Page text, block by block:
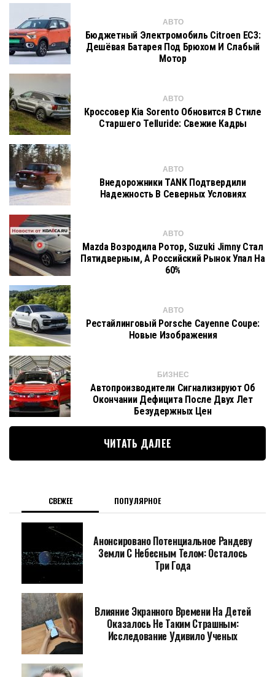
АВТО
Бюджетный Электромобиль Citroen EC3:
Дешёвая Батарея Под Брюхом И Слабый
Мотор
АВТО
Кроссовер Kia Sorento Обновится В Стиле
Старшего Telluride: Свежие Кадры
АВТО
Внедорожники TANK Подтвердили
Надежность В Северных Условиях
АВТО
Mazda Возродила Ротор, Suzuki Jimny Стал
Пятидверным, А Российский Рынок Упал На
60%
АВТО
Рестайлинговый Porsche Cayenne Coupe:
Новые Изображения
БИЗНЕС
Автопроизводители Сигнализируют Об
Окончании Дефицита После Двух Лет
Безудержных Цен
ЧИТАТЬ ДАЛЕЕ
СВЕЖЕЕ ПОПУЛЯРНОЕ
Анонсировано Потенциальное Рандеву
Земли С Небесным Телом: Осталось
Три Года
Влияние Экранного Времени На Детей
Оказалось Не Таким Страшным:
Исследование Удивило Ученых